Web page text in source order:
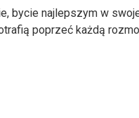
bycie najlepszym w
poprzeć każdą